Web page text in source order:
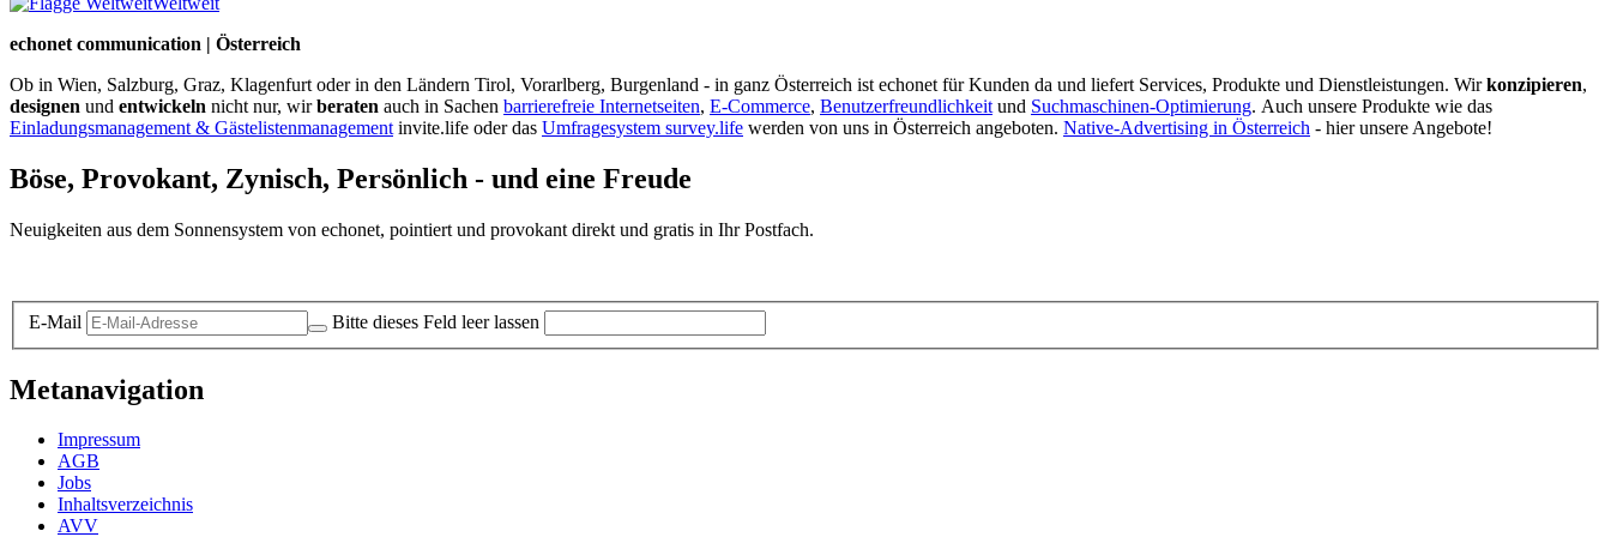
echonet communication | Österreich
Ob in Wien, Salzburg, Graz, Klagenfurt oder in den Ländern Tirol, Vorarlberg, Burgenland - in ganz Österreich ist echonet für Kunden da und liefert Services, Produkte und Dienstleistungen. Wirkonzipieren,
designen und entwickeln nicht nur, wirberaten auch in Sachen barrierefreie Internetseiten, E-Commerce, Benutzerfreundlichkeit und Suchmaschinen-Optimierung. Auch unsere Produkte wie das
Einladungsmanagement & Gästelistenmanagement invite.life oder das Umfragesystem survey.life werden von uns in Österreich angeboten. Native-Advertising in Österreich - hier unsere Angebote!
Böse, Provokant, Zynisch, Persönlich - und eine Freude
Neuigkeiten aus dem Sonnensystem von echonet, pointiert und provokant direkt und gratis in Ihr Postfach.
E-Mail Bitte dieses Feld leer lassen
Metanavigation
Impressum
AGB
Jobs
Inhaltsverzeichnis
AVV